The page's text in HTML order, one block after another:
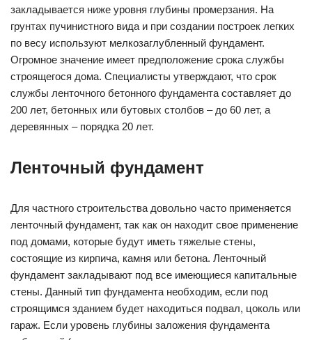
закладывается ниже уровня глубины промерзания. На
грунтах пучинистного вида и при создании построек легких
по весу используют мелкозаглубленный фундамент.
Огромное значение имеет предположение срока службы
строящегося дома. Специалисты утверждают, что срок
службы ленточного бетонного фундамента составляет до
200 лет, бетонных или бутовых столбов – до 60 лет, а
деревянных – порядка 20 лет.
Ленточный фундамент
Для частного строительства довольно часто применяется
ленточный фундамент, так как он находит свое применение
под домами, которые будут иметь тяжелые стены,
состоящие из кирпича, камня или бетона. Ленточный
фундамент закладывают под все имеющиеся капитальные
стены. Данный тип фундамента необходим, если под
строящимся зданием будет находиться подвал, цоколь или
гараж. Если уровень глубины заложения фундамента